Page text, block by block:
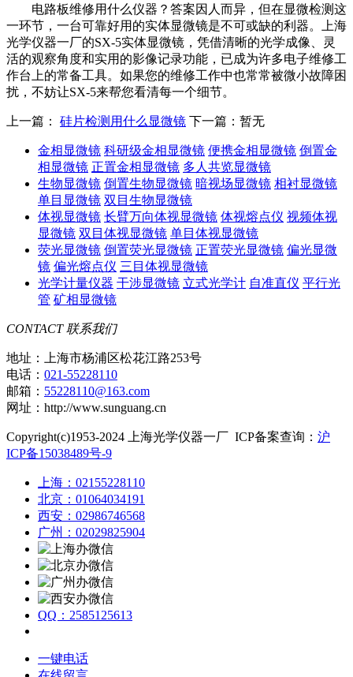
电路板维修用什么仪器？答案因人而异，但在显微检测这
一环节，一台可靠好用的实体显微镜是不可或缺的利器。上海
光学仪器一厂的SX-5实体显微镜，凭借清晰的光学成像、灵
活的观察角度和实用的影像记录功能，已成为许多电子维修工
作台上的常备工具。如果您的维修工作中也常常被微小故障困
扰，不妨让SX-5来帮您看清每一个细节。
上一篇： 硅片检测用什么显微镜 下一篇：暂无
金相显微镜 科研级金相显微镜 便携金相显微镜 倒置金
相显微镜 正置金相显微镜 多人共览显微镜
生物显微镜 倒置生物显微镜 暗视场显微镜 相衬显微镜
单目显微镜 双目生物显微镜
体视显微镜 长臂万向体视显微镜 体视熔点仪 视频体视
显微镜 双目体视显微镜 单目体视显微镜
荧光显微镜 倒置荧光显微镜 正置荧光显微镜 偏光显微
镜 偏光熔点仪 三目体视显微镜
光学计量仪器 干涉显微镜 立式光学计 自准直仪 平行光
管 矿相显微镜
CONTACT 联系我们
地址：上海市杨浦区松花江路253号
电话： 021-55228110
邮箱： 55228110@163.com
网址：http://www.sunguang.cn
Copyright(c)1953-2024 上海光学仪器一厂 ICP备案查询： 沪
ICP备15038489号-9
上海：02155228110
北京：01064034191
西安：02986746568
广州：02029825904
QQ：2585125613
一键电话